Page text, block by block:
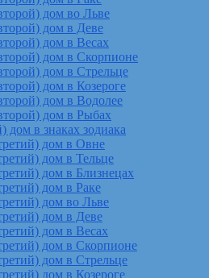
дом во Льве
дом в Деве
дом в Весах
дом в Скорпионе
дом в Стрельце
дом в Козероге
дом в Водолее
дом в Рыбах
дом в знаках зодиака
дом в Овне
дом в Тельце
дом в Близнецах
дом в Раке
дом во Льве
дом в Деве
дом в Весах
дом в Скорпионе
дом в Стрельце
дом в Козероге